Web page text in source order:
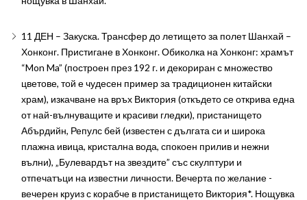
11 ДЕН – Закуска. Трансфер до летището за полет Шанхай –
Хонконг. Пристигане в Хонконг. Обиколка на Хонконг: храмът
“Mon Ma” (построен през 192 г. и декориран с множество
цветове, той е чудесен пример за традиционен китайски
храм), изкачване на връх Виктория (откъдето се открива една
от най-въл­ну­ва­щи­те и красиви гледки), пристанището
Абърдийн, Репулс бей (известен с дългата си и широка
плажна ивица, кристална вода, спокоен прилив и нежни
вълни), „Булевардът на звездите” със скулптури и
отпечатъци на известни личности. Вечерта по желание -
вечерен круиз с корабче в пристанището Виктория*. Нощувка